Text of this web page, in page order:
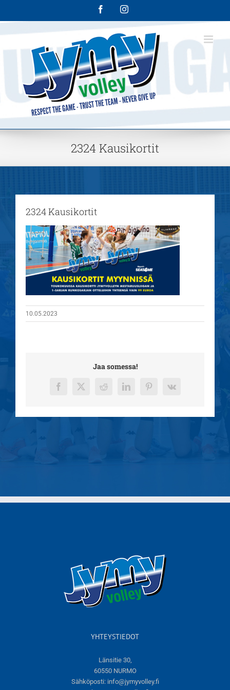
FacebookInstagram
2324 Kausikortit
2324 Kausikortit
10.05.2023
Jaa somessa!
Facebook
X RedditLinkedInPinterest
Vk
YHTEYSTIEDOT
Länsitie 30,
60550 NURMO
Sähköposti: info@jymyvolley.fi